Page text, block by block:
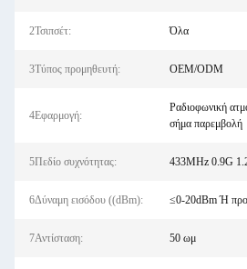
2Τσιπσέτ: Όλα
3Τύπος προμηθευτή: OEM/ODM
4Εφαρμογή:
Ραδιοφωνική
σήμα παρεμβολή
5Πεδίο συχνότητας: 433MHz 0.9G
6Δύναμη εισόδου ((dBm): ≤0-20dBm Ή
7Αντίσταση: 50 ωμ